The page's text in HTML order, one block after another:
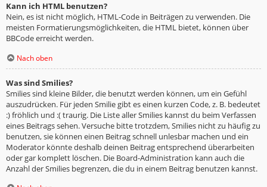
Kann ich HTML benutzen?
Nein, es ist nicht möglich, HTML-Code in Beiträgen zu verwenden. Die
meisten Formatierungsmöglichkeiten, die HTML bietet, können über
BBCode erreicht werden.
Nach oben
Was sind Smilies?
Smilies sind kleine Bilder, die benutzt werden können, um ein Gefühl
auszudrücken. Für jeden Smilie gibt es einen kurzen Code, z. B. bedeutet
:) fröhlich und :( traurig. Die Liste aller Smilies kannst du beim Verfassen
eines Beitrags sehen. Versuche bitte trotzdem, Smilies nicht zu häufig zu
benutzen, sie können einen Beitrag schnell unlesbar machen und ein
Moderator könnte deshalb deinen Beitrag entsprechend überarbeiten
oder gar komplett löschen. Die Board-Administration kann auch die
Anzahl der Smilies begrenzen, die du in einem Beitrag benutzen kannst.